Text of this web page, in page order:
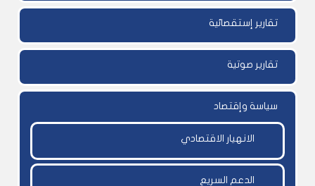
تقارير إستقصائية
تقارير صوتية
سياسة وإقتصاد
الانهيار الاقتصادي
الدعم السريع